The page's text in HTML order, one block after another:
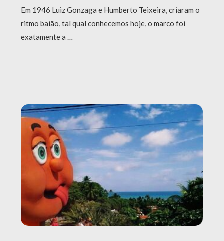
Em 1946 Luiz Gonzaga e Humberto Teixeira, criaram o
ritmo baião, tal qual conhecemos hoje, o marco foi
exatamente a …